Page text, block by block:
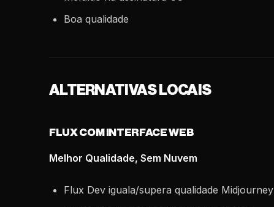
Boa qualidade
ALTERNATIVAS LOCAIS
FLUX COM INTERFACE WEB
Melhor Qualidade, Sem Nuvem
Flux Dev iguala/supera qualidade Midjourney